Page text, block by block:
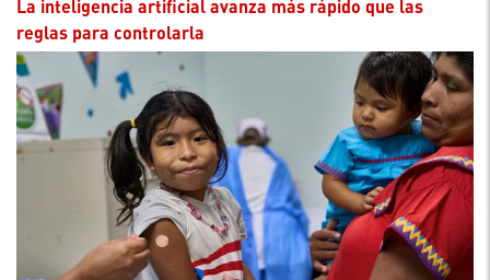
La inteligencia artificial avanza más rápido que las
reglas para controlarla